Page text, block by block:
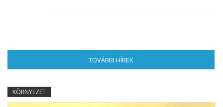
TOVÁBBI HÍREK
KÖRNYEZET